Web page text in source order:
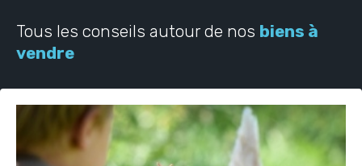
Tous les conseils autour de nos biens à
vendre